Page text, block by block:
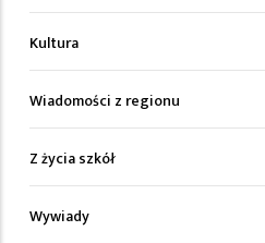
Kultura
Wiadomości z regionu
Z życia szkół
Wywiady